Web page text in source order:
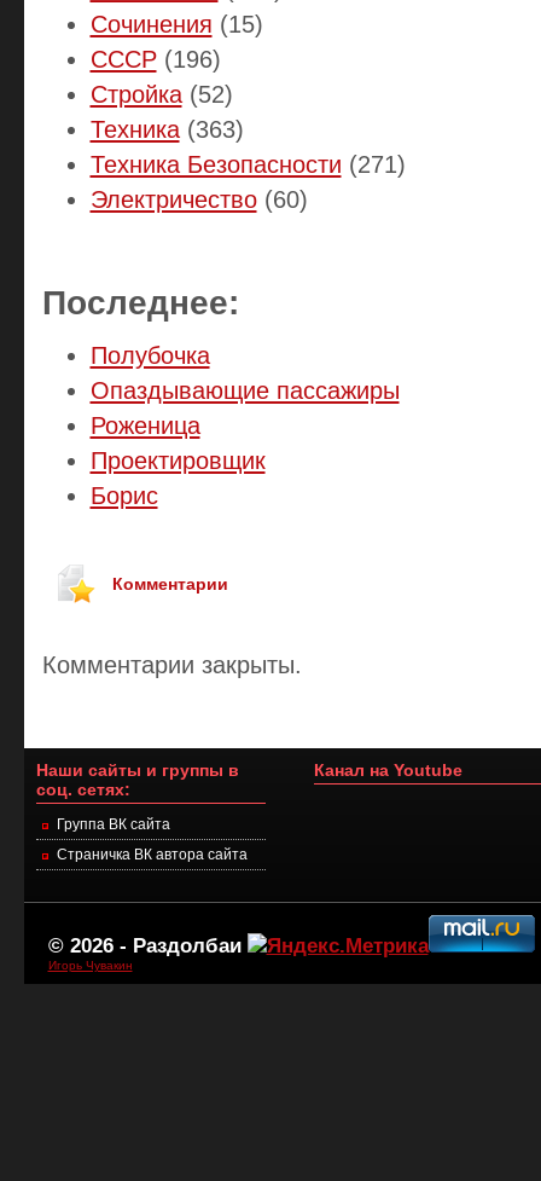
Сочинения (15)
СССР(196)
Стройка(52)
Техника(363)
Техника Безопасности (271)
Электричество(60)
Последнее:
Полубочка
Опаздывающие пассажиры
Роженица
Проектировщик
Борис
Комментарии
Комментарии закрыты.
Наши сайты и группы в
соц. сетях:
Группа ВК сайта
Страничка ВК автора сайта
Канал на Youtube
© 2026 - Раздолбаи
Игорь Чувакин